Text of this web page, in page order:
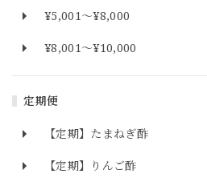
¥5,001〜¥8,000
¥8,001〜¥10,000
定期便
【定期】たまねぎ酢
【定期】りんご酢